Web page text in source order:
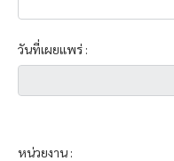
วันที่เผยแพร่ :
หน่วยงาน :